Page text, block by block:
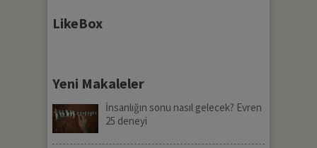
LikeBox
Yeni Makaleler
İnsanlığın sonu nasıl gelecek? Evren
25 deneyi